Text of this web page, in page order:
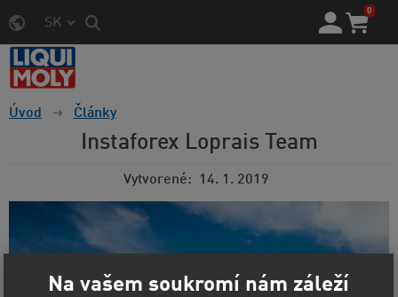
SK
0
Úvod Články
Instaforex Loprais Team
Vytvorené 14. 1. 2019
Na vašem soukromí nám záleží